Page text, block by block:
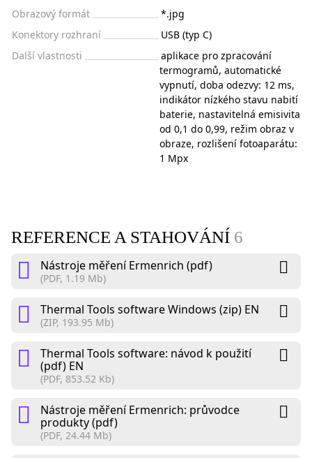
Obrazový formát
*.jpg
Konektory rozhraní
USB (typ C)
Další vlastnosti
aplikace pro zpracování
termogramů, automatické
vypnutí, doba odezvy: 12 ms,
indikátor nízkého stavu nabití
baterie, nastavitelná emisivita
od 0,1 do 0,99, režim obraz v
obraze, rozlišení fotoaparátu:
1 Mpx
REFERENCE A STAHOVÁNÍ 6
Nástroje měření Ermenrich (pdf)
(PDF, 1.19 Mb)
Thermal Tools software Windows (zip) EN
(ZIP, 193.95 Mb)
Thermal Tools software: návod k použití
(pdf) EN
(PDF, 853.52 Kb)
Nástroje měření Ermenrich: průvodce
produkty (pdf)
(PDF, 24.44 Mb)